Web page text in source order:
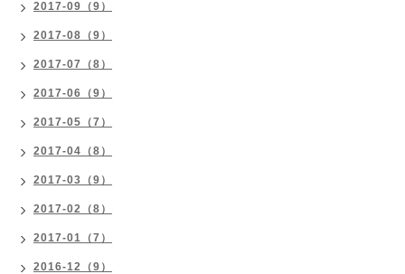
2017-09（9）
2017-08（9）
2017-07（8）
2017-06（9）
2017-05（7）
2017-04（8）
2017-03（9）
2017-02（8）
2017-01（7）
2016-12（9）